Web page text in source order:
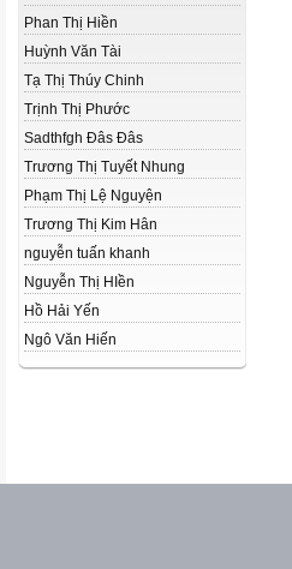
Phan Thị Hiền
Huỳnh Văn Tài
Tạ Thị Thúy Chinh
Trịnh Thị Phước
Sadthfgh Đâs Đâs
Trương Thị Tuyết Nhung
Phạm Thị Lệ Nguyện
Trương Thị Kim Hân
nguyễn tuấn khanh
Nguyễn Thị HIền
Hồ Hải Yến
Ngô Văn Hiến